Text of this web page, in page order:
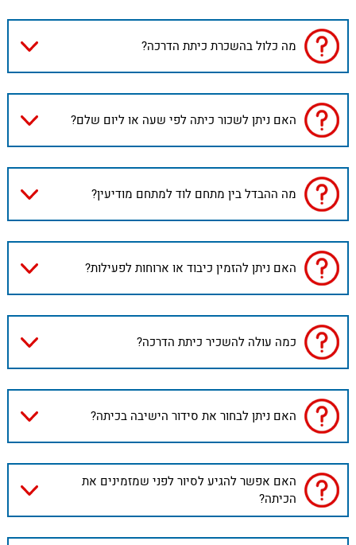
מה כלול בהשכרת כיתת הדרכה?
האם ניתן לשכור כיתה לפי שעה או ליום שלם?
מה ההבדל בין מתחם לוד למתחם מודיעין?
האם ניתן להזמין כיבוד או ארוחות לפעילות?
כמה עולה להשכיר כיתת הדרכה?
האם ניתן לבחור את סידור הישיבה בכיתה?
האם אפשר להגיע לסיור לפני שמזמינים את
הכיתה?